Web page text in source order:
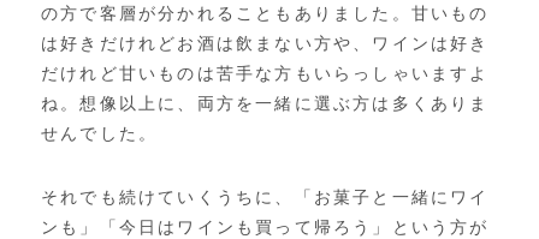
の方で客層が分かれることもありました。甘いもの
は好きだけれどお酒は飲まない方や、ワインは好き
だけれど甘いものは苦手な方もいらっしゃいますよ
ね。想像以上に、両方を一緒に選ぶ方は多くありま
せんでした。
それでも続けていくうちに、「お菓子と一緒にワイ
ンも」「今日はワインも買って帰ろう」という方が